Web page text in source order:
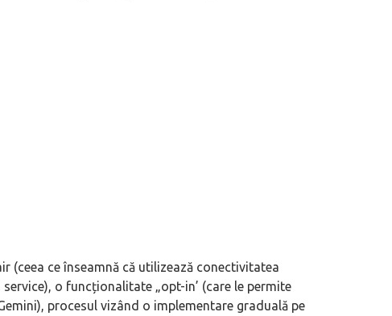
(ceea ce înseamnă că utilizează conectivitatea
o funcționalitate „opt-in’ (care le permite
procesul vizând o implementare graduală pe